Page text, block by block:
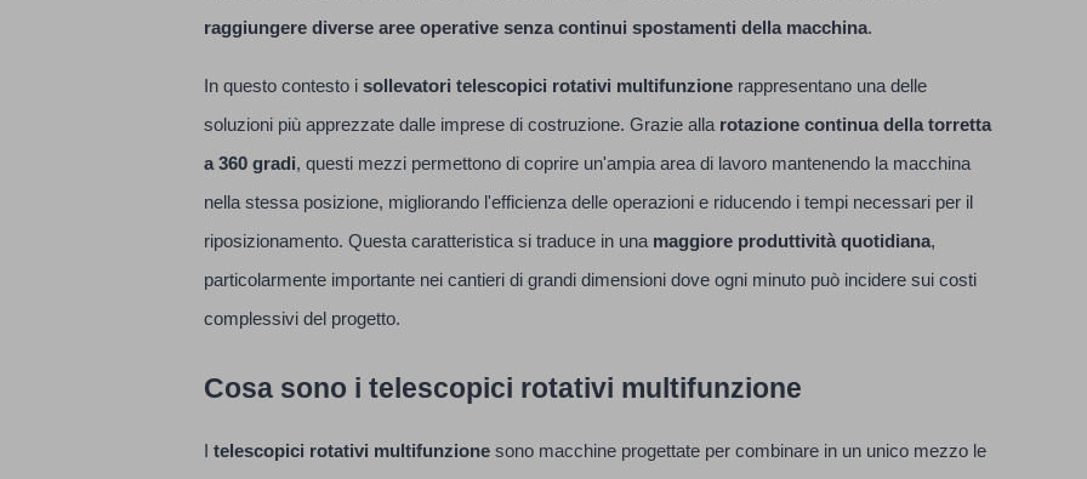
raggiungere diverse aree operative senza continui spostamenti della macchina.
In questo contesto i sollevatori telescopici rotativi multifunzione rappresentano una delle
soluzioni più apprezzate dalle imprese di costruzione. Grazie alla rotazione continua della torretta
a 360 gradi, questi mezzi permettono di coprire un'ampia area di lavoro mantenendo la macchina
nella stessa posizione, migliorando l'efficienza delle operazioni e riducendo i tempi necessari per il
riposizionamento. Questa caratteristica si traduce in una maggiore produttività quotidiana,
particolarmente importante nei cantieri di grandi dimensioni dove ogni minuto può incidere sui costi
complessivi del progetto.
Cosa sono i telescopici rotativi multifunzione
telescopici rotativi multifunzione sono macchine progettate per combinare in un unico mezzo le